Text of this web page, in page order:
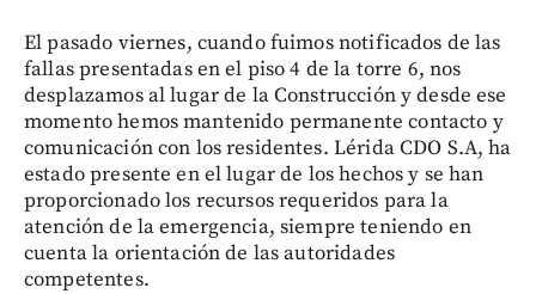
El pasado viernes, cuando fuimos notificados de las
fallas presentadas en el piso 4 de la torre 6, nos
desplazamos al lugar de la Construcción y desde ese
momento hemos mantenido permanente contacto y
comunicación con los residentes. Lérida CDO S.A, ha
estado presente en el lugar de los hechos y se han
proporcionado los recursos requeridos para la
atención de la emergencia, siempre teniendo en
cuenta la orientación de las autoridades
competentes.